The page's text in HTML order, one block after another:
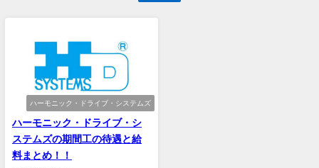
ハーモニック・ドライブ・システムズ
ハーモニック・ドライブ・シ
ステムズの期間工の待遇と給
料まとめ！！